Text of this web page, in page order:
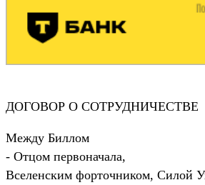
ДОГОВОР О СОТРУДHИЧЕСТВЕ
Между Биллом
- Отцом первоначала,
Вселенским форточником, Силой